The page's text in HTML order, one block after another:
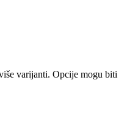
varijanti. Opcije mogu biti